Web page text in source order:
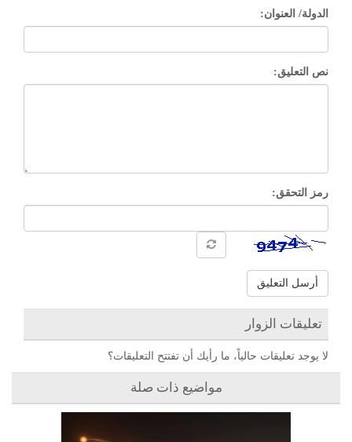
الدولة/ العنوان:
نص التعليق:
رمز التحقق:
أرسل التعليق
تعليقات الزوار
لا يوجد تعليقات حالياً، ما رأيك أن تفتتح التعليقات؟
مواضيع ذات صلة